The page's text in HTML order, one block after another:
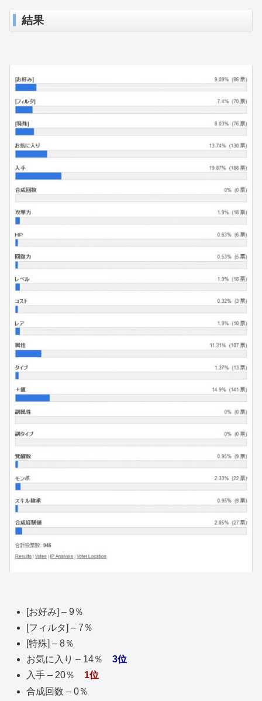
結果
[お好み] – 9％
[フィルタ] – 7％
[特殊] – 8％
お気に入り – 14％3位
入手 – 20％ 1位
合成回数 – 0％